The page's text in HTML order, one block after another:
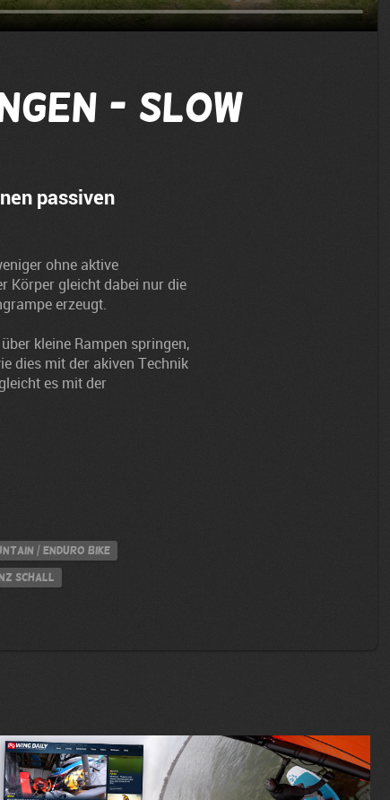
- Slow
passiven
ohne aktive
Körper gleicht dabei nur die
erzeugt.
kleine Rampen springen,
dies mit der akiven Technik
es mit der
/ Enduro Bike
Schall